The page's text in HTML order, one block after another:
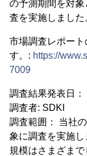
の予測期間を対
査を実施しました
市場調査レポー
す。: https://
7009
調査結果発表日：
調査者: SDKI
調査範囲： 当社
象に調査を実施
規模はさまざまで